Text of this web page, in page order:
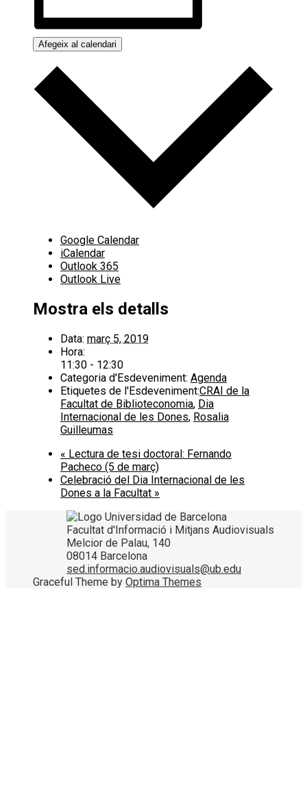
Afegeix al calendari
Google Calendar
iCalendar
Outlook 365
Outlook Live
Mostra els detalls
Data: març 5, 2019
Hora:
11:30 - 12:30
Categoria d'Esdeveniment: Agenda
Etiquetes de l'Esdeveniment:CRAI de la
Facultat de Biblioteconomia, Dia
Internacional de les Dones, Rosalia
Guilleumas
« Lectura de tesi doctoral: Fernando
Pacheco (5 de març)
Celebració del Dia Internacional de les
Dones a la Facultat »
Facultat d'Informació i Mitjans Audiovisuals
Melcior de Palau, 140
08014 Barcelona
sed.informacio.audiovisuals@ub.edu
Graceful Theme by Optima Themes